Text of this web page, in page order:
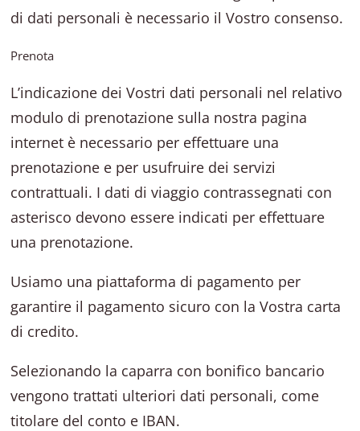
di dati personali è necessario il Vostro consenso.
Prenota
L’indicazione dei Vostri dati personali nel relativo
modulo di prenotazione sulla nostra pagina
internet è necessario per effettuare una
prenotazione e per usufruire dei servizi
contrattuali. I dati di viaggio contrassegnati con
asterisco devono essere indicati per effettuare
una prenotazione.
Usiamo una piattaforma di pagamento per
garantire il pagamento sicuro con la Vostra carta
di credito.
Selezionando la caparra con bonifico bancario
vengono trattati ulteriori dati personali, come
titolare del conto e IBAN.